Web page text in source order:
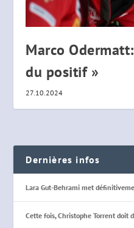
Marco
du positif »
27.10.2024
Dernières infos
Lara Gut-Behrami met
Cette fois, Christophe Torrent doit